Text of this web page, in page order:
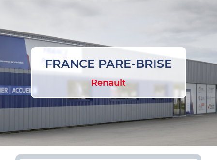
FRANCE PARE-BRISE
Renault